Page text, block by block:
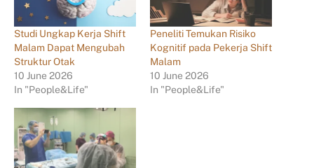
Studi Ungkap Kerja Shift
Malam Dapat Mengubah
Struktur Otak
10 June 2026
In "People&Life"
Peneliti Temukan Risiko
Kognitif pada Pekerja Shift
Malam
10 June 2026
In "People&Life"